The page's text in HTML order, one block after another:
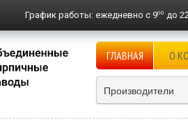
График работы: ежедневно с 900 до
ГЛАВНАЯ О
Производители